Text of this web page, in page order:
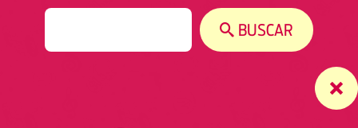
BUSCAR